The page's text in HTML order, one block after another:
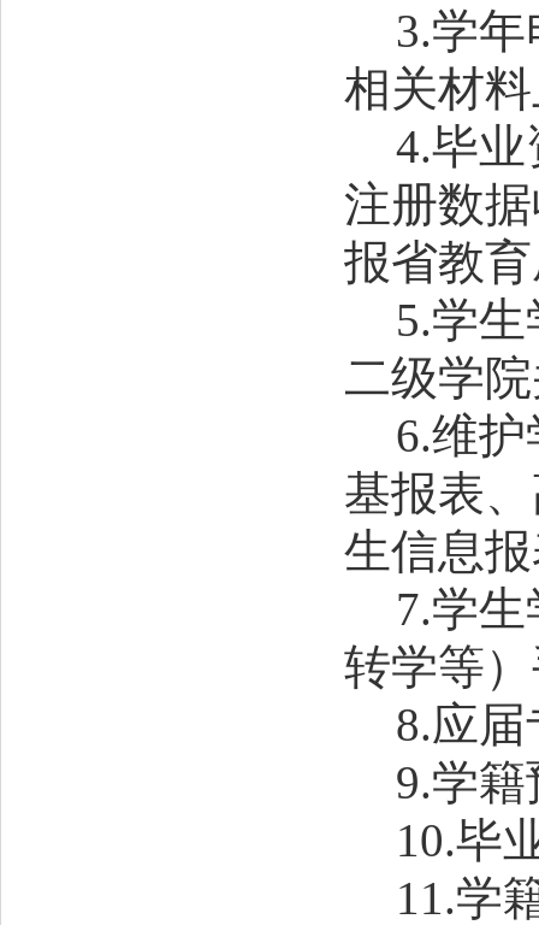
3.学年
相关材
4.毕业
注册数
报省教
5.学生
二级学
6.维护
基报表、
生信息
7.学生
转学等）
8.应届
9.学籍
10.毕
11.学